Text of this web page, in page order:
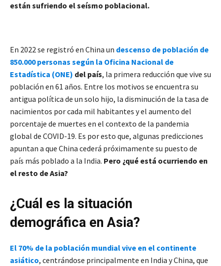
están sufriendo el seísmo poblacional.
En 2022 se registró en China un descenso de población de
850.000 personas según la Oficina Nacional de
Estadística (ONE) del país, la primera reducción que vive su
población en 61 años. Entre los motivos se encuentra su
antigua política de un solo hijo, la disminución de la tasa de
nacimientos por cada mil habitantes y el aumento del
porcentaje de muertes en el contexto de la pandemia
global de COVID-19. Es por esto que, algunas predicciones
apuntan a que China cederá próximamente su puesto de
país más poblado a la India. Pero ¿qué está ocurriendo en
el resto de Asia?
¿Cuál es la situación
demográfica en Asia?
El 70% de la población mundial vive en el continente
asiático, centrándose principalmente en India y China, que